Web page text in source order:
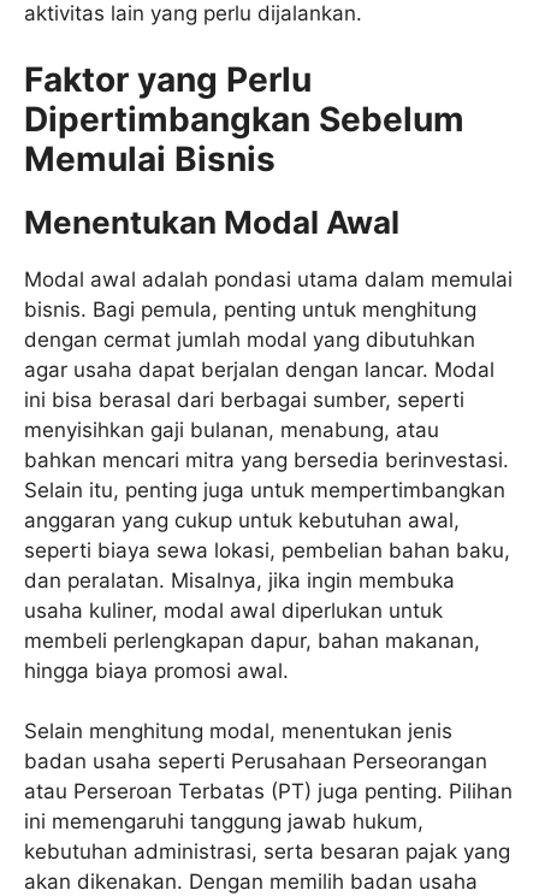
aktivitas lain yang perlu dijalankan.
Faktor yang Perlu
Dipertimbangkan Sebelum
Memulai Bisnis
Menentukan Modal Awal
Modal awal adalah pondasi utama dalam memulai
bisnis. Bagi pemula, penting untuk menghitung
dengan cermat jumlah modal yang dibutuhkan
agar usaha dapat berjalan dengan lancar. Modal
ini bisa berasal dari berbagai sumber, seperti
menyisihkan gaji bulanan, menabung, atau
bahkan mencari mitra yang bersedia berinvestasi.
Selain itu, penting juga untuk mempertimbangkan
anggaran yang cukup untuk kebutuhan awal,
seperti biaya sewa lokasi, pembelian bahan baku,
dan peralatan. Misalnya, jika ingin membuka
usaha kuliner, modal awal diperlukan untuk
membeli perlengkapan dapur, bahan makanan,
hingga biaya promosi awal.
Selain menghitung modal, menentukan jenis
badan usaha seperti Perusahaan Perseorangan
atau Perseroan Terbatas (PT) juga penting. Pilihan
ini memengaruhi tanggung jawab hukum,
kebutuhan administrasi, serta besaran pajak yang
akan dikenakan. Dengan memilih badan usaha